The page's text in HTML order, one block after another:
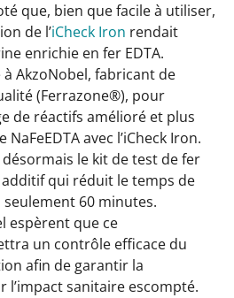
que, bien que facile à utiliser,
de l’iCheck Iron rendait
enrichie en fer EDTA.
à AkzoNobel, fabricant de
(Ferrazone®), pour
de réactifs amélioré et plus
avec l’iCheck Iron.
le kit de test de fer
additif qui réduit le temps de
60 minutes.
espèrent que ce
un contrôle efficace du
afin de garantir la
l’impact sanitaire escompté.